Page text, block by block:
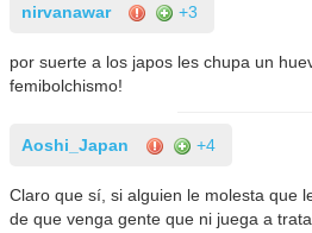
nirvanawar +3
por suerte a los japos les chupa un
femibolchismo!
Aoshi_Japan +4
Claro que sí, si alguien le molesta que
de que venga gente que ni juega a